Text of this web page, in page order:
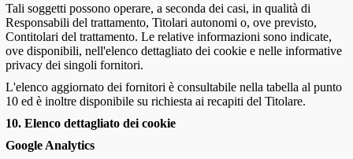
Tali soggetti possono operare, a seconda dei casi, in qualità di
Responsabili del trattamento, Titolari autonomi o, ove previsto,
Contitolari del trattamento. Le relative informazioni sono indicate,
ove disponibili, nell'elenco dettagliato dei cookie e nelle informative
privacy dei singoli fornitori.
L'elenco aggiornato dei fornitori è consultabile nella tabella al punto
10 ed è inoltre disponibile su richiesta ai recapiti del Titolare.
10. Elenco dettagliato dei cookie
Google Analytics